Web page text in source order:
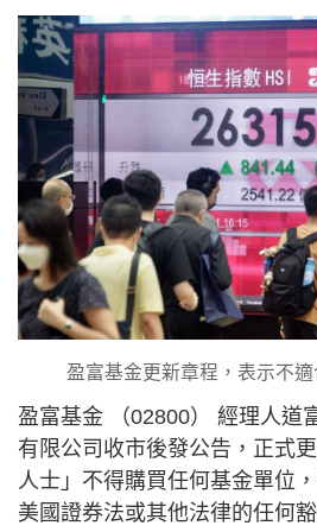
盈富基金更新章程，表示不適
盈富基金 （02800） 經理人道
有限公司收市後發公告，正式
人士」不得購買任何基金單位
美國證券法或其他法律的任何豁